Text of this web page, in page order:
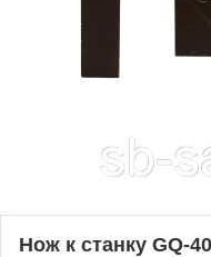
Нож к станку GQ-